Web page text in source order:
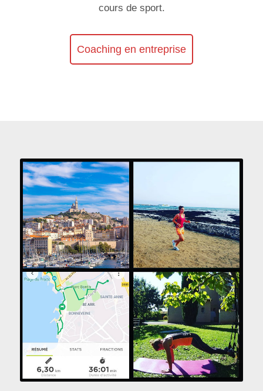
cours de sport.
Coaching en entreprise